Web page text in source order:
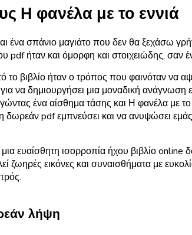
Η φανέλα με το εννιά
ένα σπάνιο μαγιάτο που δεν θα ξεχάσω
pdf ήταν και όμορφη και στοιχειώδης,
βιβλίο ήταν ο τρόπος που φαινόταν να
να δημιουργήσει μια μοναδική
ένα αίσθημα τάσης και Η φανέλα με
pdf εμπνεύσει και να ανυψώσει εμάς,
ευαίσθητη ισορροπία ήχου βιβλίο
εικόνες και συναισθήματα με
λήψη